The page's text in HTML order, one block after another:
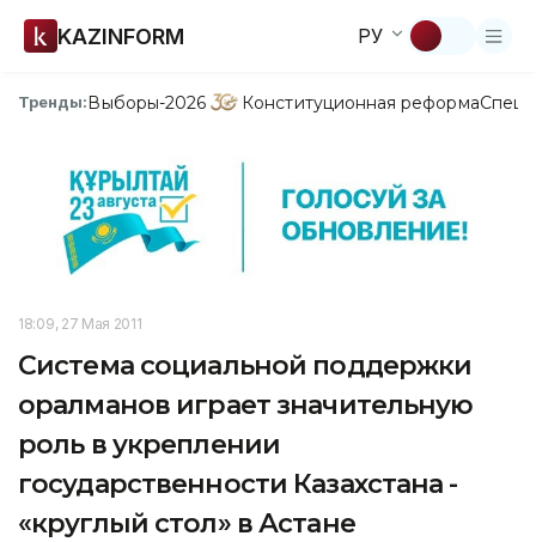
KAZINFORM РУ
Тренды:Выборы-2026 Конституционная реформа
18:09, 27 Мая 2011
Система социальной поддержки
оралманов играет значительную
роль в укреплении
государственности Казахстана -
«круглый стол» в Астане